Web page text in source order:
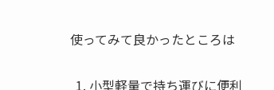
使ってみて良かったところは
小型軽量で持ち運びに便利